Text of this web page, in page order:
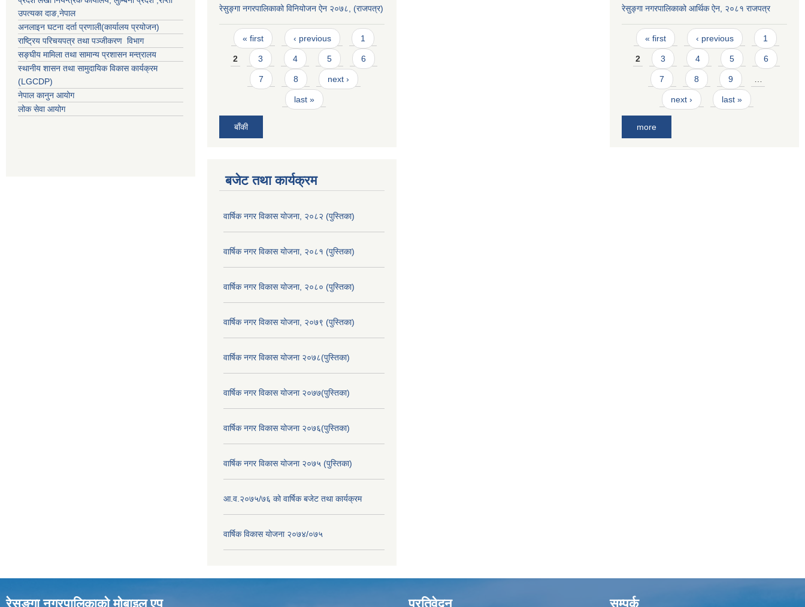
उपत्यका दाङ ,नेपाल
अनलाइन घटना दर्ता प्रणाली(कार्यालय प्रयोजन)
राष्ट्रिय परिचयपत्र तथा पञ्जीकरण विभाग
सङ्घीय मामिला तथा सामान्य प्रशासन मन्त्रालय
स्थानीय शासन तथा सामुदायिक विकास कार्यक्रम
(LGCDP)
नेपाल कानुन आयोग
लोक सेवा आयोग
रेसुङ्गा नगरपालिकाको विनियोजन ऐन २०७८, (राजपत्र)
Pages
« first ‹ previous 1
2 3 4 5 6
7 8 next ›
last »
बाँकी
बजेट तथा कार्यक्रम
वार्षिक नगर विकास योजना, २०८२ (पुस्तिका)
वार्षिक नगर विकास योजना, २०८१ (पुस्तिका)
वार्षिक नगर विकास योजना, २०८० (पुस्तिका)
वार्षिक नगर विकास योजना, २०७९ (पुस्तिका)
वार्षिक नगर विकास योजना २०७८(पुस्तिका)
वार्षिक नगर विकास योजना २०७७(पुस्तिका)
वार्षिक नगर विकास योजना २०७६(पुस्तिका)
वार्षिक नगर विकास योजना २०७५ (पुस्तिका)
आ.व.२०७५/७६ को वार्षिक बजेट तथा कार्यक्रम
वार्षिक विकास योजना २०७४/०७५
रेसुङ्गा नगरपालिकाको आर्थिक ऐन, २०८१ राजपत्र
Pages
« first ‹ previous 1
2 3 4 5 6
7 8 9
next › last »
more
रेसुङ्गा नगरपालिकाकाे माेबाइल एप प्रतिवेदन सम्पर्क